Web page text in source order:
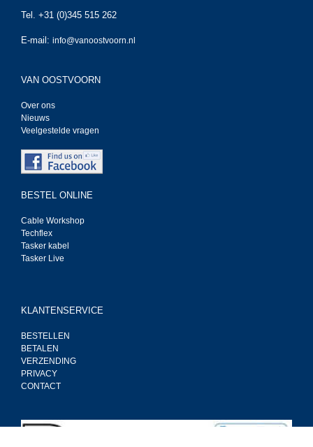
Tel. +31 (0)345 515 262
E-mail: info@vanoostvoorn.nl
VAN OOSTVOORN
Over ons
Nieuws
Veelgestelde vragen
BESTEL ONLINE
Cable Workshop
Techflex
Tasker kabel
Tasker Live
KLANTENSERVICE
BESTELLEN
BETALEN
VERZENDING
PRIVACY
CONTACT